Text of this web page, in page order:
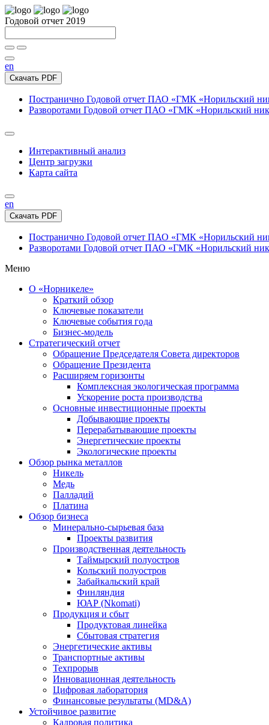
Годовой отчет 2019
en
Скачать PDF
Постранично Годовой отчет ПАО «ГМК «Норильский
Разворотами Годовой отчет ПАО «ГМК «Норильский
Интерактивный анализ
Центр загрузки
Карта сайта
en
Скачать PDF
Постранично Годовой отчет ПАО «ГМК «Норильский
Разворотами Годовой отчет ПАО «ГМК «Норильский
Меню
О «Норникеле»
Краткий обзор
Ключевые показатели
Ключевые события года
Бизнес-модель
Стратегический отчет
Обращение Председателя Совета директоров
Обращение Президента
Расширяем горизонты
Комплексная экологическая программа
Ускорение роста производства
Основные инвестиционные проекты
Добывающие проекты
Перерабатывающие проекты
Энергетические проекты
Экологические проекты
Обзор рынка металлов
Никель
Медь
Палладий
Платина
Обзор бизнеса
Минерально-сырьевая база
Проекты развития
Производственная деятельность
Таймырский полуостров
Кольский полуостров
Забайкальский край
Финляндия
ЮАР (Nkomati)
Продукция и сбыт
Продуктовая линейка
Сбытовая стратегия
Энергетические активы
Транспортные активы
Техпрорыв
Инновационная деятельность
Цифровая лаборатория
Финансовые результаты (MD&A)
Устойчивое развитие
Кадровая политика